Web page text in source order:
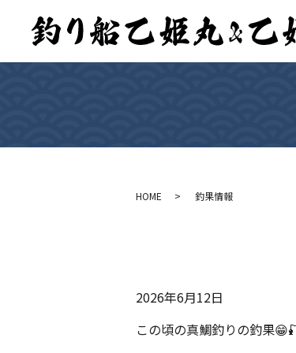
HOME 釣果情報
2026年6月12日
この頃の真鯛釣りの釣果